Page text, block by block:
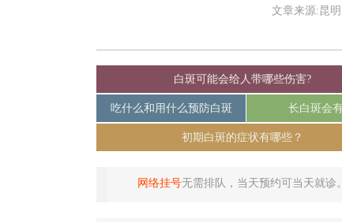
文章来源:昆
白斑可能会给人带哪些伤害?
吃什么和用什么预防白斑 长白斑会
初期白斑的症状有哪些？
网络挂号无需排队，当天预约可当天就诊